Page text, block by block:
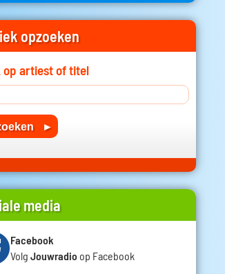
opzoeken
op artiest of titel
media
Facebook
Volg Jouwradio op Facebook